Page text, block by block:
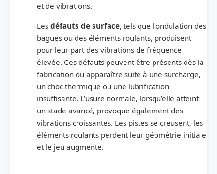
et de vibrations.
Les défauts de surface, tels que l’ondulation des
bagues ou des éléments roulants, produisent
pour leur part des vibrations de fréquence
élevée. Ces défauts peuvent être présents dès la
fabrication ou apparaître suite à une surcharge,
un choc thermique ou une lubrification
insuffisante. L’usure normale, lorsqu’elle atteint
un stade avancé, provoque également des
vibrations croissantes. Les pistes se creusent, les
éléments roulants perdent leur géométrie initiale
et le jeu augmente.